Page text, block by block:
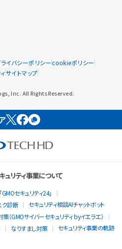
イバシーポリシーcookieポリシー
サイトマップ
Inc. All Rights Reserved.
ュリティ事業について
セキュリティ24」
ク診断
セキュリティ相談AIチャットボット
（GMOサイバーセキュリティ byイエラエ）
なりすまし対策 セキュリティ事業の軌跡